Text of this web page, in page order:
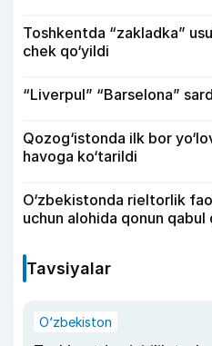
Toshkentda “zakladka”
chek qo‘yildi
“Liverpul” “Barselona”
Qozog‘istonda ilk bor
havoga ko‘tarildi
O‘zbekistonda rieltorlik
uchun alohida qonun qabul
Tavsiyalar
O‘zbekiston